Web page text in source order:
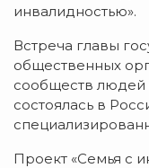
инвалидностью».
Встреча главы
общественных
сообществ людей
состоялась в
Проект «Семья с